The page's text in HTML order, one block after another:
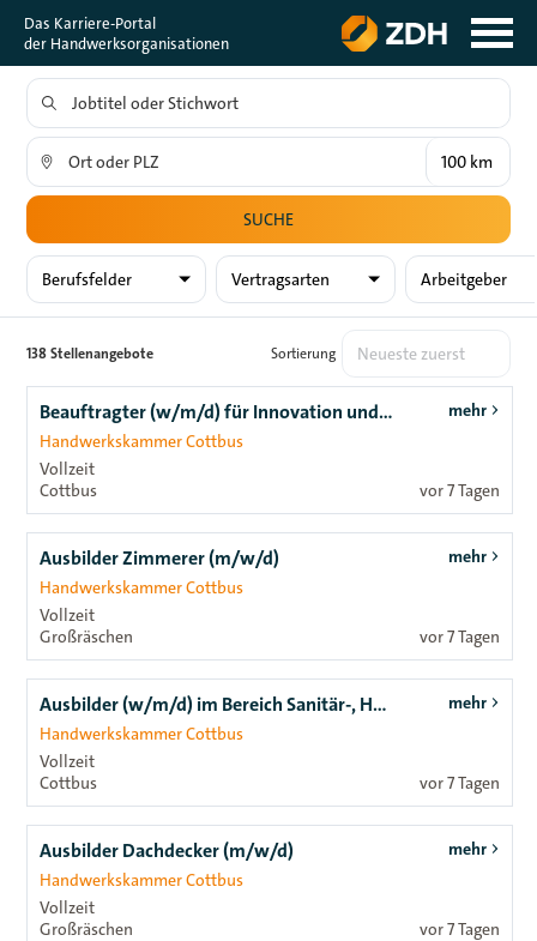
Das Karriere-Portal
der Handwerksorganisationen
SUCHE
Berufsfelder Vertragsarten Arbeitgeber
138 Stellenangebote Sortierung
Beauftragter (w/m/d) für Innovation und Technologie im Handwerk (BIT)
Handwerkskammer Cottbus
Vollzeit
Cottbus
mehr
vor 7 Tagen
Ausbilder Zimmerer (m/w/d)
Handwerkskammer Cottbus
Vollzeit
Großräschen
mehr
vor 7 Tagen
Ausbilder (w/m/d) im Bereich Sanitär-, Heizungs- und Klimatechnik
Handwerkskammer Cottbus
Vollzeit
Cottbus
mehr
vor 7 Tagen
Ausbilder Dachdecker (m/w/d)
Handwerkskammer Cottbus
Vollzeit
Großräschen
mehr
vor 7 Tagen